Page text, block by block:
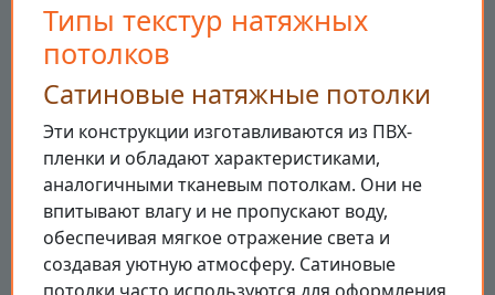
Типы текстур натяжных
потолков
Сатиновые натяжные потолки
Эти конструкции изготавливаются из ПВХ-
пленки и обладают характеристиками,
аналогичными тканевым потолкам. Они не
впитывают влагу и не пропускают воду,
обеспечивая мягкое отражение света и
создавая уютную атмосферу. Сатиновые